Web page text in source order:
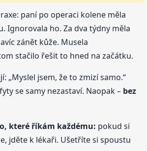
paní po operaci kolene měla
Ignorovala ho. Za dva týdny měla
zánět kůže. Musela
stačilo řešit to hned na začátku.
„Myslel jsem, že to zmizí samo.“
se samy nezastaví. Naopak – bez
které říkám každému: pokud si
jděte k lékaři. Ušetříte si spoustu